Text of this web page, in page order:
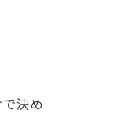
決め